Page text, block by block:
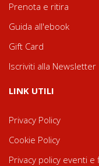
Prenota e ritira
Guida all'ebook
Gift Card
Iscriviti alla Newsletter
LINK UTILI
Privacy Policy
Cookie Policy
Privacy policy eventi e